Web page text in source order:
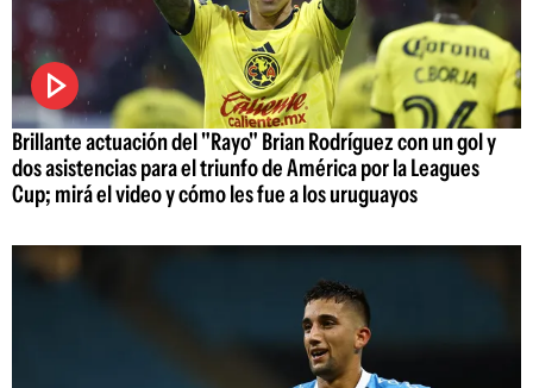
Brillante actuación del "Rayo" Brian Rodríguez con un gol y
dos asistencias para el triunfo de América por la Leagues
Cup; mirá el video y cómo les fue a los uruguayos